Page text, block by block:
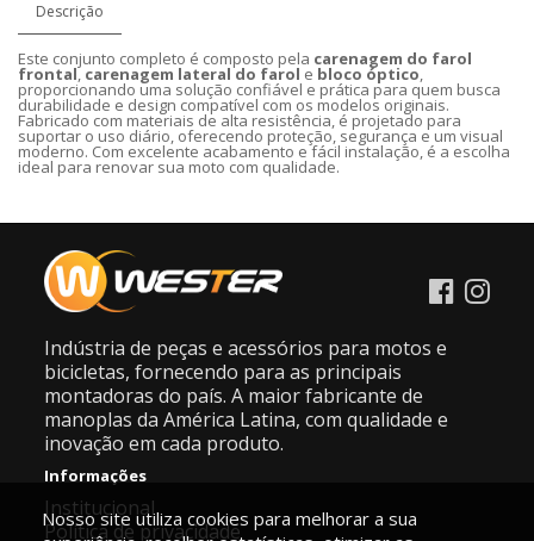
Descrição
Este conjunto completo é composto pela carenagem do farol
frontal, carenagem lateral do farol e bloco óptico,
proporcionando uma solução confiável e prática para quem busca
durabilidade e design compatível com os modelos originais.
Fabricado com materiais de alta resistência, é projetado para
suportar o uso diário, oferecendo proteção, segurança e um visual
moderno. Com excelente acabamento e fácil instalação, é a escolha
ideal para renovar sua moto com qualidade.
Indústria de peças e acessórios para motos e
bicicletas, fornecendo para as principais
montadoras do país. A maior fabricante de
manoplas da América Latina, com qualidade e
inovação em cada produto.
Informações
Institucional
Política de privacidade
Nosso site utiliza cookies para melhorar a sua